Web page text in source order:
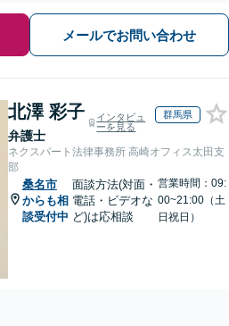
メールでお問い合わせ
北澤 彩子
弁護士
インタビュ
ーを見る
群馬県
ネクスパート法律事務所 高崎オフィス太田支
部
桑名市
からも相
談受付中
面談方法(対面・
電話・ビデオな
ど)は応相談
営業時間：09:
00~21:00（土
日祝日）